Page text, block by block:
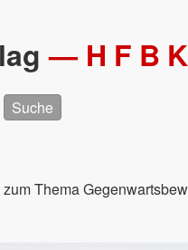
— HFBK
Thema